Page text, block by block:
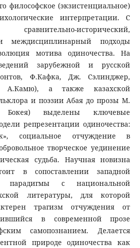
философское (экзистенциальное)
интерпретации. С
исторический,
междисциплинарный подходы
мотива одиночества. На
зарубежной и русской
Ф.Кафка, Дж. Сэлинджер,
А.Камю), а также казахской
и поэзии Абая до прозы М.
выделены ключевые
репрезентации одиночества:
социальное отчуждение в
творческое уединение
судьба. Научная новизна
в сопоставлении западной
парадигмы с национальной
литературы, для которой
трагизм отчуждения от
в современной прозе
самопознанием. Делается
природе одиночества как